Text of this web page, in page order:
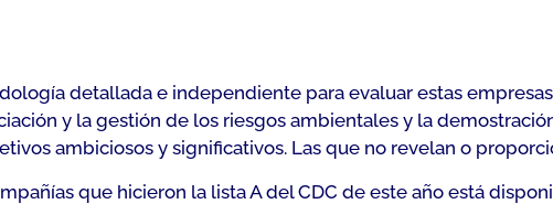
detallada e independiente para evaluar estas
y la gestión de los riesgos ambientales y la
ambiciosos y significativos. Las que no revelan o
que hicieron la lista A del CDC de este año está